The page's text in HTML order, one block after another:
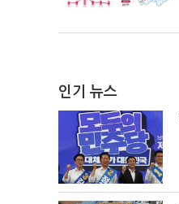
인기 뉴스